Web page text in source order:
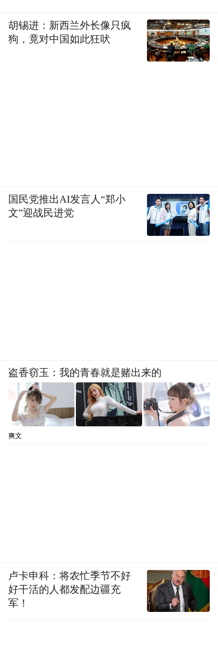
胡锡进：新西兰外长像只疯
狗，竟对中国如此狂吠
国民党推出AI发言人“郑小
文”迎战民进党
盗香窃玉：我的青春就是赌出来的
爽文
卢卡申科：将农忙季节不好
好干活的人都发配边疆充
军！